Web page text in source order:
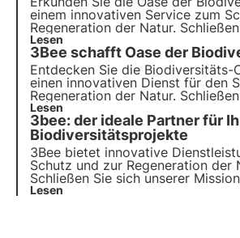
einem innovativen Service zum
Regeneration der Natur.
Mission an und erfahren Sie, wie
Nachhaltigkeit
grünere Zukunft für Unternehmen
zu schaffen.
Lesen
3Bee schafft Oase der
Entdecken Sie die Biodiversitäts-
einen innovativen Dienst für den
Regeneration der Natur.
Mission an und entdecken Sie,
nachhaltige Entwicklung
grünere Zukunft für Unternehmen
zu schaffen.
Lesen
3bee: der ideale Partner für
Biodiversitätsprojekte
3Bee bietet innovative
Schutz und zur Regeneration der
Schließen Sie sich unserer
Sie, wie Technologie und
Lesen